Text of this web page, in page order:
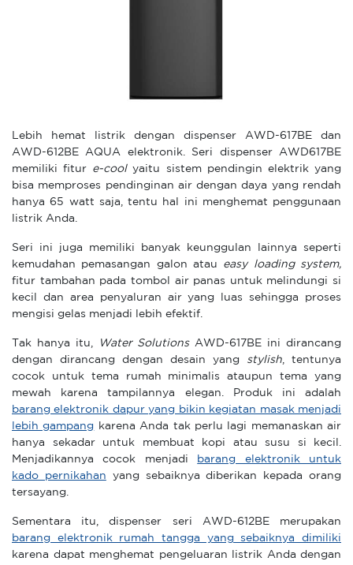
Lebih hemat listrik dengan dispenser AWD-617BE dan
AWD-612BE AQUA elektronik. Seri dispenser AWD617BE
memiliki fitur e-coolyaitu sistem pendingin elektrik yang
bisa memproses pendinginan air dengan daya yang rendah
hanya 65 watt saja, tentu hal ini menghemat penggunaan
listrik Anda.
Seri ini juga memiliki banyak keunggulan lainnya seperti
kemudahan pemasangan galon atau easy loading system,
fitur tambahan pada tombol air panas untuk melindungi si
kecil dan area penyaluran air yang luas sehingga proses
mengisi gelas menjadi lebih efektif.
Tak hanya itu, Water Solutions AWD-617BE ini dirancang
dengan dirancang dengan desain yang stylish , tentunya
cocok untuk tema rumah minimalis ataupun tema yang
mewah karena tampilannya elegan. Produk ini adalah
barang elektronik dapur yang bikin kegiatan masak menjadi
lebih gampang
karena Anda tak perlu lagi memanaskan air
hanya sekadar untuk membuat kopi atau susu si kecil.
Menjadikannya cocok menjadi
barang elektronik untuk
kado pernikahan yang sebaiknya diberikan kepada orang
tersayang.
Sementara itu, dispenser seri AWD-612BE merupakan
barang elektronik rumah tangga yang sebaiknya dimiliki
karena dapat menghemat pengeluaran listrik Anda dengan